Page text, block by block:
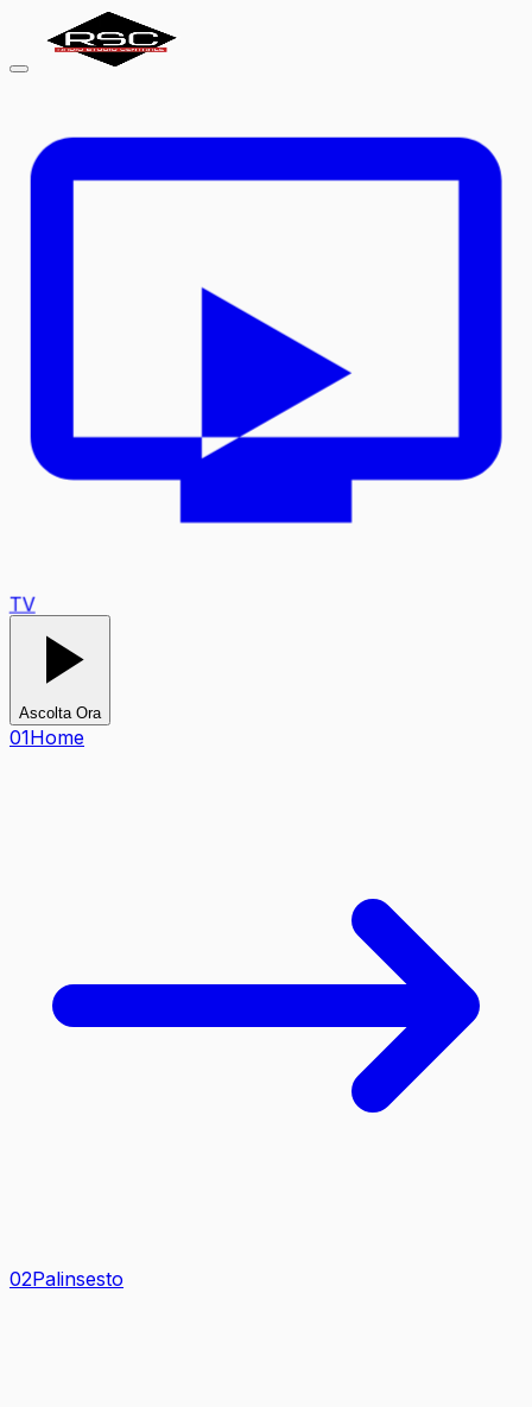
Ascolta Ora
01Home
02Palinsesto